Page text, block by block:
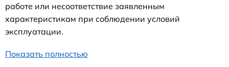
работе или несоответствие заявленным
характеристикам при соблюдении условий
эксплуатации.
Показать полностью